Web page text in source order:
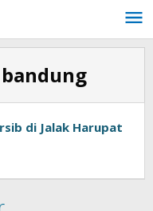
di Jalak Harupat